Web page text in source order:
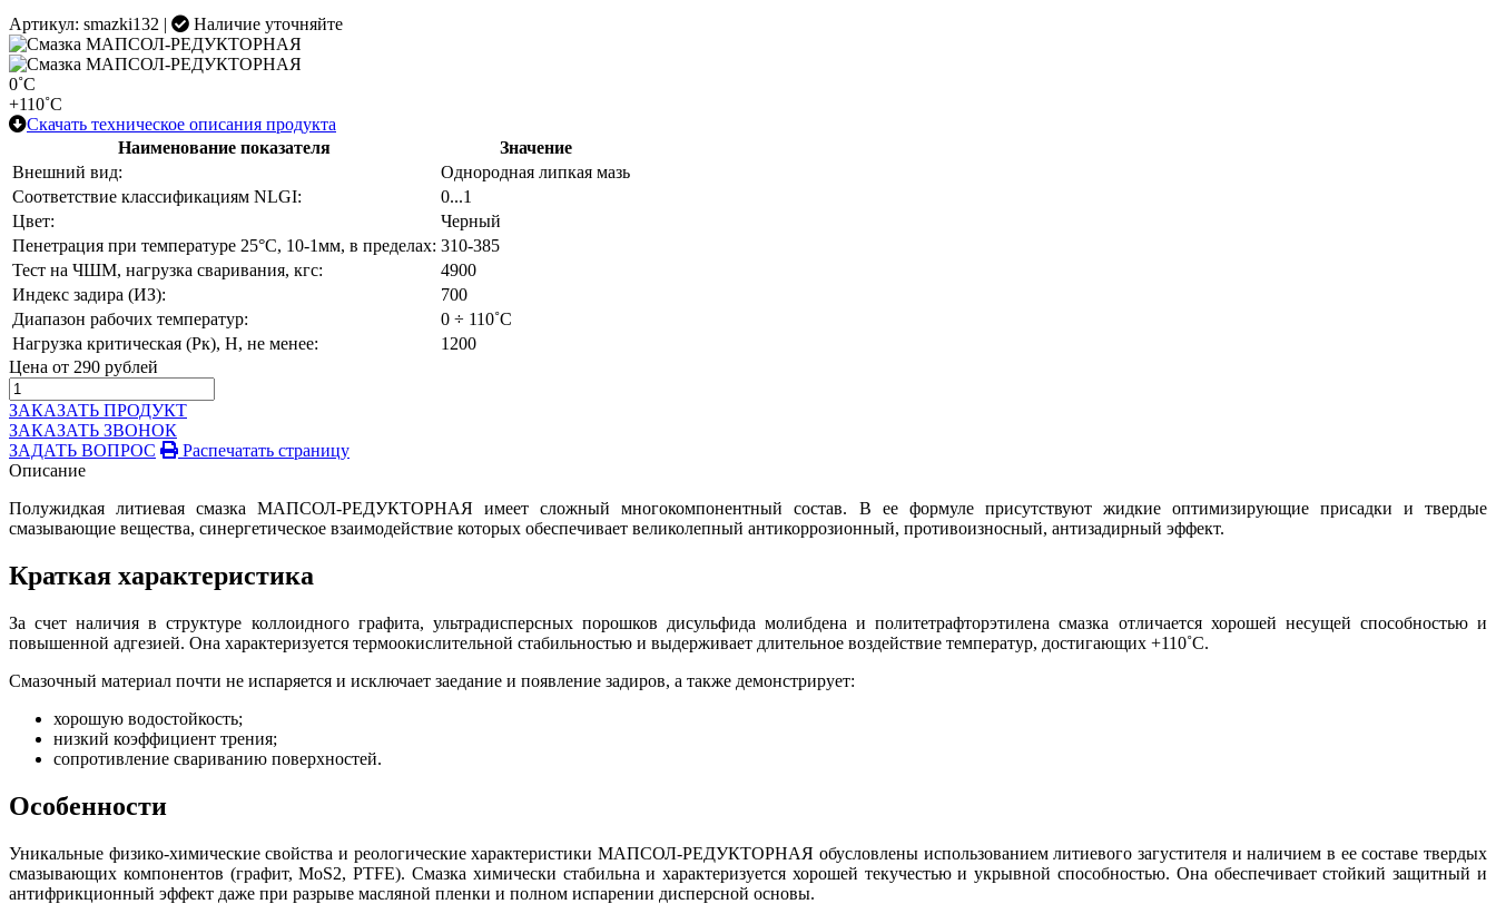
Артикул: smazki132 | Наличие уточняйте
0˚С
+110˚С
Скачать техническое описания продукта
Наименование показателя
Значение
Внешний вид:
Однородная липкая мазь
Соответствие классификациям NLGI:
0...1
Цвет:
Черный
Пенетрация при температуре 25°С, 10-1мм, в пределах: 310-385
Тест на ЧШМ, нагрузка сваривания, кгс:
4900
Индекс задира (ИЗ):
700
Диапазон рабочих температур:
0 ÷ 110˚С
Нагрузка критическая (Рк), Н, не менее:
1200
Цена от 290 рублей
ЗАКАЗАТЬ ПРОДУКТ
ЗАКАЗАТЬ ЗВОНОК
ЗАДАТЬ ВОПРОС
Распечатать страницу
Описание
Полужидкая литиевая смазка МАПСОЛ-РЕДУКТОРНАЯ имеет сложный многокомпонентный состав. В ее формуле присутствуют жидкие оптимизирующие присадки и твердые
смазывающие вещества, синергетическое взаимодействие которых обеспечивает великолепный антикоррозионный, противоизносный, антизадирный эффект.
Краткая характеристика
За счет наличия в структуре коллоидного графита, ультрадисперсных порошков дисульфида молибдена и политетрафторэтилена смазка отличается хорошей несущей способностью и
повышенной адгезией. Она характеризуется термоокислительной стабильностью и выдерживает длительное воздействие температур, достигающих +110˚С.
Смазочный материал почти не испаряется и исключает заедание и появление задиров, а также демонстрирует:
хорошую водостойкость;
низкий коэффициент трения;
сопротивление свариванию поверхностей.
Особенности
Уникальные физико-химические свойства и реологические характеристики МАПСОЛ-РЕДУКТОРНАЯ обусловлены использованием литиевого загустителя и наличием в ее составе твердых
смазывающих компонентов (графит, MoS2, PTFE). Смазка химически стабильна и характеризуется хорошей текучестью и укрывной способностью. Она обеспечивает стойкий защитный и
антифрикционный эффект даже при разрыве масляной пленки и полном испарении дисперсной основы.